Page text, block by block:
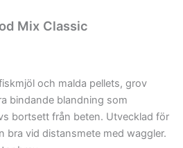
Mix Classic
och malda pellets, grov
bindande blandning som
bortsett från beten. Utvecklad för
bra vid distansmete med waggler.